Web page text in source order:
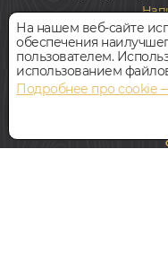
© Интернет-магазин
При копировании
На нашем веб-сайте
обеспечения
пользователем.
использованием
Подробнее про cookie